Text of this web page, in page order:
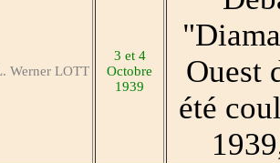
Werner LOTT
3 et 4
Octobre
1939
Ouest
été